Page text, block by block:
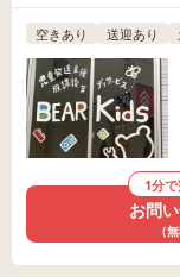
空きあり 送迎あり
1分で
お問
（